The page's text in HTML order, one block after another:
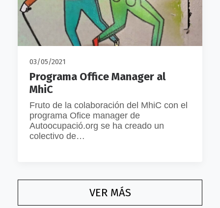
03/05/2021
Programa Office Manager al
MhiC
Fruto de la colaboración del MhiC con el
programa Ofice manager de
Autoocupació.org se ha creado un
colectivo de…
VER MÁS